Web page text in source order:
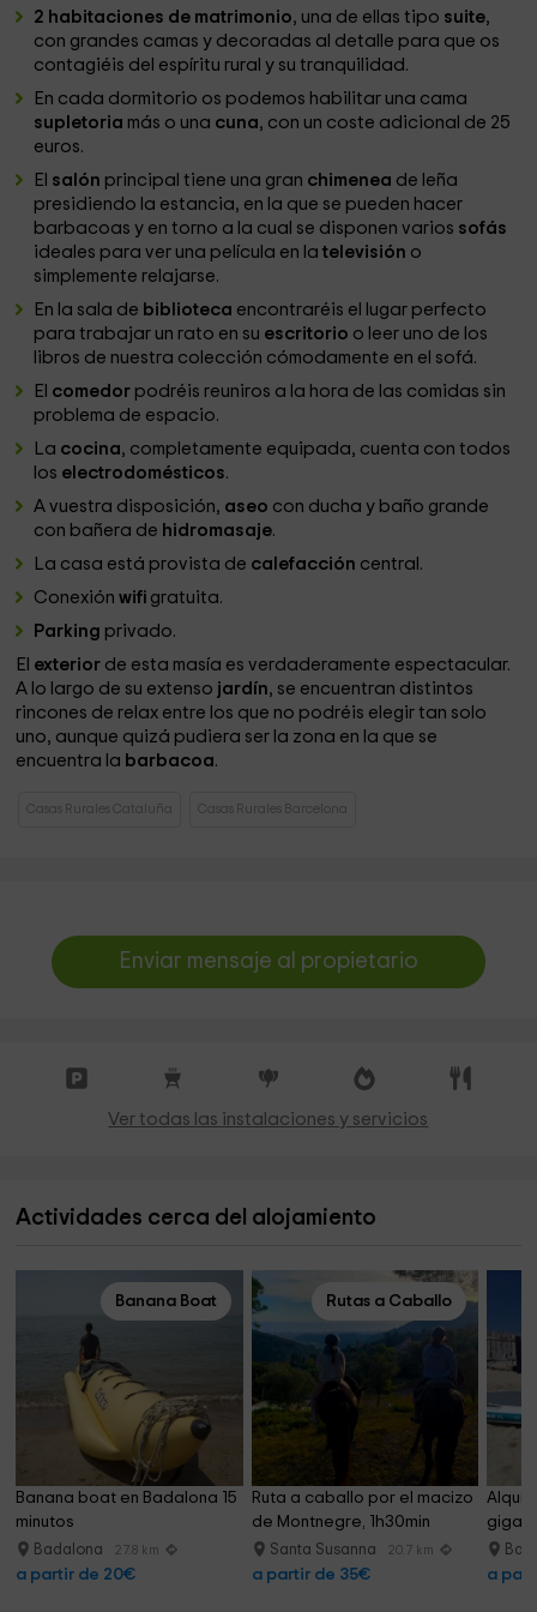
2 habitaciones de matrimonio, una de ellas tipo suite,
con grandes camas y decoradas al detalle para que os
contagiéis del espíritu rural y su tranquilidad.
En cada dormitorio os podemos habilitar una cama
supletoria más o una cuna, con un coste adicional de 25
euros.
El salón principal tiene una gran chimenea de leña
presidiendo la estancia, en la que se pueden hacer
barbacoas y en torno a la cual se disponen varios sofás
ideales para ver una película en latelevisión o
simplemente relajarse.
En la sala de biblioteca encontraréis el lugar perfecto
para trabajar un rato en su escritorio o leer uno de los
libros de nuestra colección cómodamente en el sofá.
El comedor podréis reuniros a la hora de las comidas sin
problema de espacio.
La cocina, completamente equipada, cuenta con todos
los electrodomésticos.
A vuestra disposición, aseo con ducha y baño grande
con bañera de hidromasaje.
La casa está provista de calefacción central.
Conexiónwifi gratuita.
Parking privado.
El exterior de esta masía es verdaderamente espectacular.
A lo largo de su extenso jardín, se encuentran distintos
rincones de relax entre los que no podréis elegir tan solo
uno, aunque quizá pudiera ser la zona en la que se
encuentra la barbacoa.
Casas Rurales Cataluña Casas Rurales Barcelona
Enviar mensaje al propietario
Ver todas las instalaciones y servicios
Actividades cerca del alojamiento
Banana Boat
Banana boat en Badalona 15
minutos
Badalona 27.8 km
a partir de 20€
Rutas a Caballo
Ruta a caballo por el macizo
de Montnegre, 1h30min
Santa Susanna 20.7 km
a partir de 35€ a